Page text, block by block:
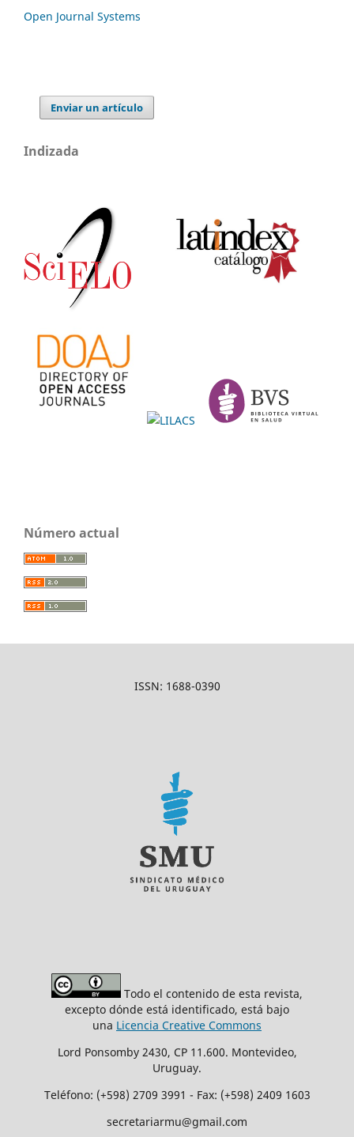
Open Journal Systems
Enviar un artículo
Indizada
Número actual
ISSN: 1688-0390
Todo el contenido de esta revista,
excepto dónde está identificado, está bajo
una Licencia Creative Commons
Lord Ponsomby 2430, CP 11.600. Montevideo,
Uruguay.
Teléfono: (+598) 2709 3991 - Fax: (+598) 2409 1603
secretariarmu@gmail.com